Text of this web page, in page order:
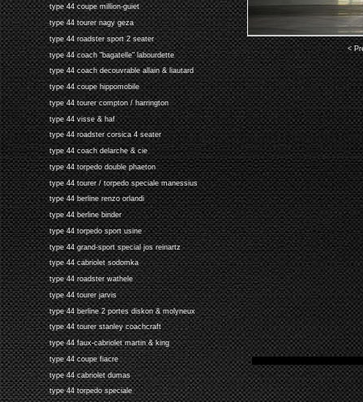
type 44 coupe million-guiet
type 44 tourer nagy geza
type 44 roadster sport 2 seater
type 44 coach "bagatelle" labourdette
type 44 coach decouvrable allain & liautard
type 44 coupe hippomobile
type 44 tourer compton / harrington
type 44 visse & haf
type 44 roadster corsica 4 seater
type 44 coach delarche & cie
type 44 torpedo double phaeton
type 44 tourer / torpedo speciale manessius
type 44 berline renzo orlandi
type 44 berline binder
type 44 torpedo sport usine
type 44 grand-sport special jos reinartz
type 44 cabriolet sodomka
type 44 roadster wathele
type 44 tourer jarvis
type 44 berline 2 portes diskon & molyneux
type 44 tourer stanley coachcraft
type 44 faux-cabriolet martin & king
type 44 coupe fiacre
type 44 cabriolet dumas
type 44 torpedo speciale
<